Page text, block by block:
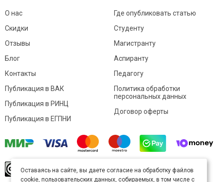
О нас
Скидки
Отзывы
Блог
Контакты
Где опубликовать статью
Студенту
Магистранту
Аспиранту
Педагогу
Публикация в ВАК
Публикация в РИНЦ
Публикация в ЕГПНИ
Политика обработки
персональных данных
Договор оферты
произведение доступно полицензии Creative
Оставаясь на сайте, вы даете согласие на обработку файлов
cookie, пользовательских данных, собираемых, в том числе с